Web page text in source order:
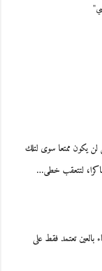
لن يكون ممتعا سوى لتلك
لتتعقب خطى…
بالعين تعتمد فقط على